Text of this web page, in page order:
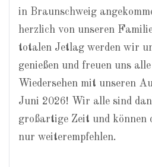
in Braunschweig
herzlich von unseren
totalen Jetlag werden wir
genießen und freuen uns
Wiedersehen mit unseren
Juni 2026! Wir alle sind
großartige Zeit und können
nur weiterempfehlen.